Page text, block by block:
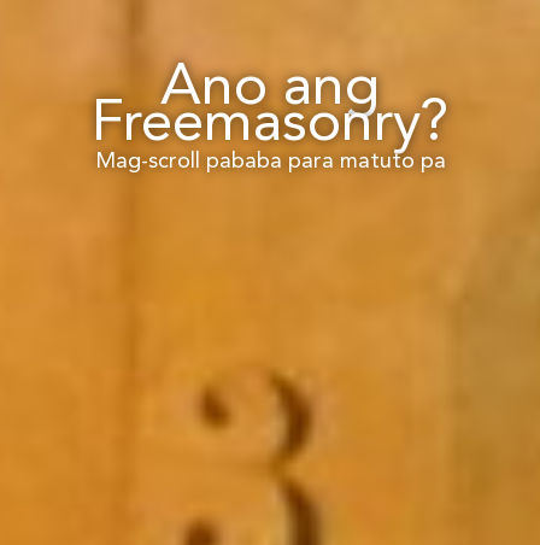
Ano ang
Freemasonry?
Mag-scroll pababa para matuto pa